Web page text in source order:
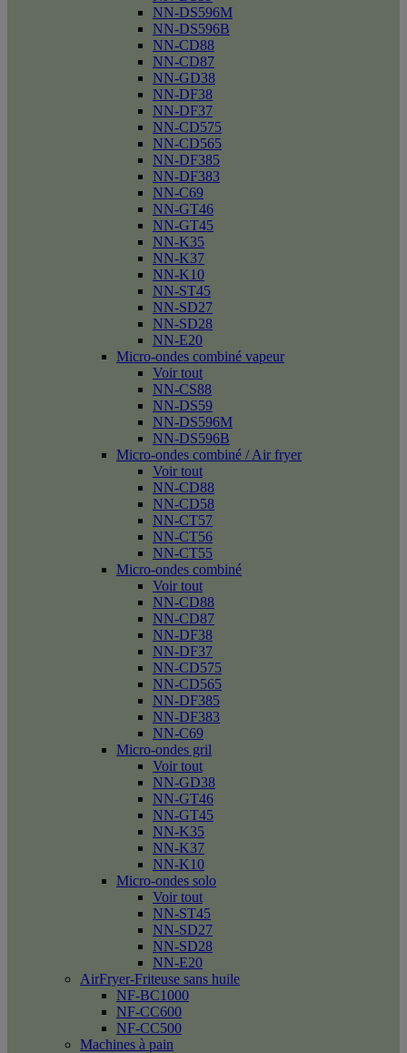
NN-DS596M
NN-DS596B
NN-CD88
NN-CD87
NN-GD38
NN-DF38
NN-DF37
NN-CD575
NN-CD565
NN-DF385
NN-DF383
NN-C69
NN-GT46
NN-GT45
NN-K35
NN-K37
NN-K10
NN-ST45
NN-SD27
NN-SD28
NN-E20
Micro-ondes combiné vapeur
Voir tout
NN-CS88
NN-DS59
NN-DS596M
NN-DS596B
Micro-ondes combiné / Air fryer
Voir tout
NN-CD88
NN-CD58
NN-CT57
NN-CT56
NN-CT55
Micro-ondes combiné
Voir tout
NN-CD88
NN-CD87
NN-DF38
NN-DF37
NN-CD575
NN-CD565
NN-DF385
NN-DF383
NN-C69
Micro-ondes gril
Voir tout
NN-GD38
NN-GT46
NN-GT45
NN-K35
NN-K37
NN-K10
Micro-ondes solo
Voir tout
NN-ST45
NN-SD27
NN-SD28
NN-E20
AirFryer-Friteuse sans huile
NF-BC1000
NF-CC600
NF-CC500
Machines à pain